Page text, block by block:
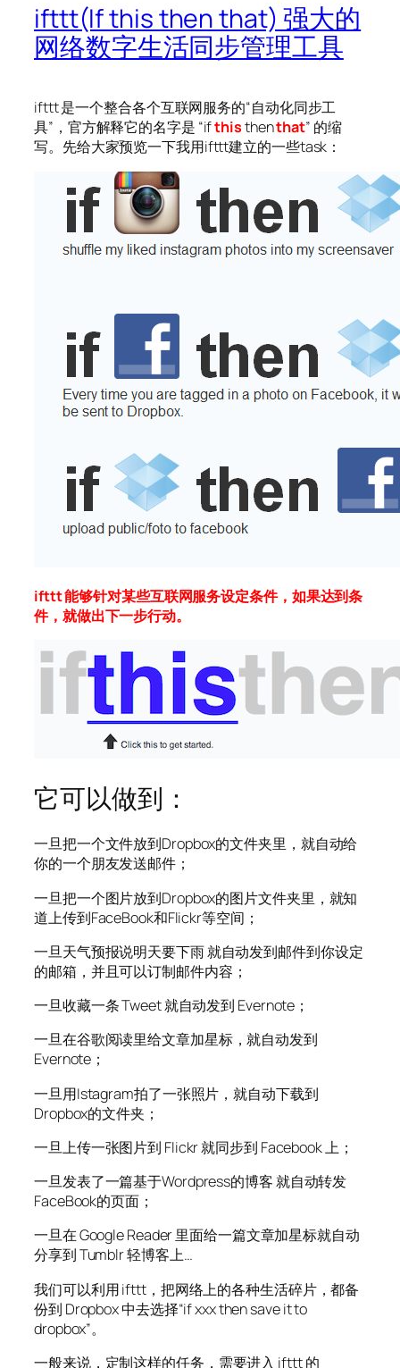
ifttt(If this then that) 强大的
网络数字生活同步管理工具
ifttt 是一个整合各个互联网服务的“自动化同步工
具”，官方解释它的名字是 “ifthisthenthat” 的缩
写。先给大家预览一下我用ifttt建立的一些task：
ifttt 能够针对某些互联网服务设定条件，如果达到条
件，就做出下一步行动。
它可以做到：
一旦把一个文件放到Dropbox的文件夹里，就自动给
你的一个朋友发送邮件；
一旦把一个图片放到Dropbox的图片文件夹里，就知
道上传到FaceBook和Flickr等空间；
一旦天气预报说明天要下雨 就自动发到邮件到你设定
的邮箱，并且可以订制邮件内容；
一旦收藏一条 Tweet 就自动发到 Evernote；
一旦在谷歌阅读里给文章加星标，就自动发到
Evernote；
一旦用Istagram拍了一张照片，就自动下载到
Dropbox的文件夹；
一旦上传一张图片到 Flickr 就同步到 Facebook 上；
一旦发表了一篇基于Wordpress的博客 就自动转发
FaceBook的页面；
一旦在 Google Reader 里面给一篇文章加星标就自动
分享到 Tumblr 轻博客上…
我们可以利用 ifttt，把网络上的各种生活碎片，都备
份到 Dropbox 中去选择“if xxx then save it to
dropbox”。
一般来说，定制这样的任务，需要进入 ifttt 的